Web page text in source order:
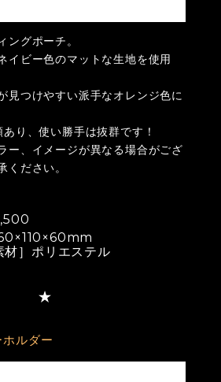
ングポーチ。
イビー色のマットな生地を使用
見つけやすい派手なオレンジ色に
り、使い勝手は抜群です！
ー、イメージが異なる場合がござ
ください。
材］ポリエステル
ルダー